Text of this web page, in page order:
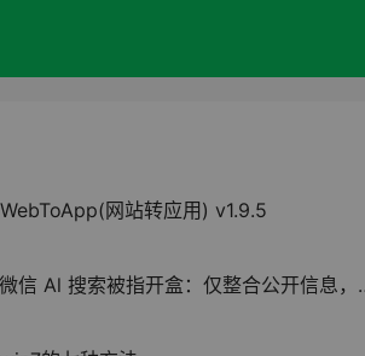
网站转应用) v1.9.5
Al 搜索被指开盒：仅整合公开信息，不会碰用户隐私